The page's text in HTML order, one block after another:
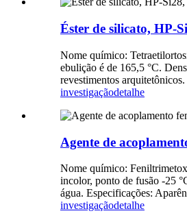
Éster de silicato, HP-
Nome químico:
ebulição é de 165,5 °C.
revestimentos
investigaçãodetalhe
Agente de
Nome químico:
incolor, ponto de fusão -25
água. Especificações:
investigaçãodetalhe